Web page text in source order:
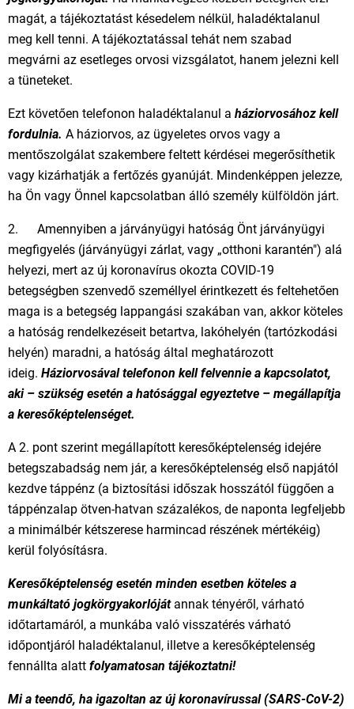
magát, a tájékoztatást késedelem nélkül, haladéktalanul
meg kell tenni. A tájékoztatással tehát nem szabad
megvárni az esetleges orvosi vizsgálatot, hanem jelezni kell
a tüneteket.
Ezt követően telefonon haladéktalanul a háziorvosához kell
fordulnia. A háziorvos, az ügyeletes orvos vagy a
mentőszolgálat szakembere feltett kérdései megerősíthetik
vagy kizárhatják a fertőzés gyanúját. Mindenképpen jelezze,
ha Ön vagy Önnel kapcsolatban álló személy külföldön járt.
2. Amennyiben a járványügyi hatóság Önt járványügyi
megfigyelés (járványügyi zárlat, vagy „otthoni karantén") alá
helyezi, mert az új koronavírus okozta COVID-19
betegségben szenvedő személlyel érintkezett és feltehetően
maga is a betegség lappangási szakában van, akkor köteles
a hatóság rendelkezéseit betartva, lakóhelyén (tartózkodási
helyén) maradni, a hatóság által meghatározott
ideig. Háziorvosával telefonon kell felvennie a kapcsolatot,
aki – szükség esetén a hatósággal egyeztetve – megállapítja
a keresőképtelenséget.
A 2. pont szerint megállapított keresőképtelenség idejére
betegszabadság nem jár, a keresőképtelenség első napjától
kezdve táppénz (a biztosítási időszak hosszától függően a
táppénzalap ötven-hatvan százalékos, de naponta legfeljebb
a minimálbér kétszerese harmincad részének mértékéig)
kerül folyósításra.
Keresőképtelenség esetén minden esetben köteles a
munkáltató jogkörgyakorlójátannak tényéről, várható
időtartamáról, a munkába való visszatérés várható
időpontjáról haladéktalanul, illetve a keresőképtelenség
fennállta alatt folyamatosan tájékoztatni!
Mi a teendő, ha igazoltan az új koronavírussal (SARS-CoV-2)